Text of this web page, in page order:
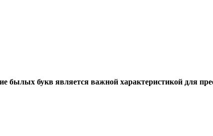
былых букв является важной характеристикой для